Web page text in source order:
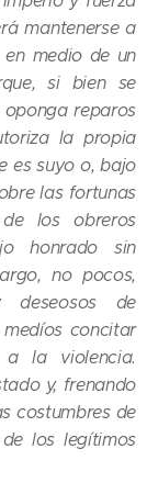
mantenerse a
medio de un
si bien se
reparos
la propia
es suyo o, bajo
las fortunas
los obreros
honrado sin
no pocos,
deseosos de
concitar
la violencia.
y, frenando
costumbres de
los legítimos